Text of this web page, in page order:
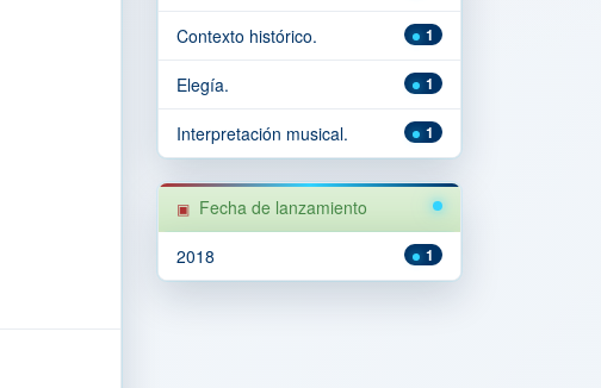
1
Contexto histórico.
1
Elegía.
1
Interpretación musical.
Fecha de lanzamiento
1
2018